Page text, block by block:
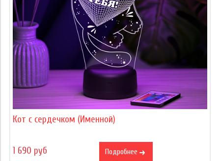
Кот с сердечком (Именной)
1 690 руб Подробнее